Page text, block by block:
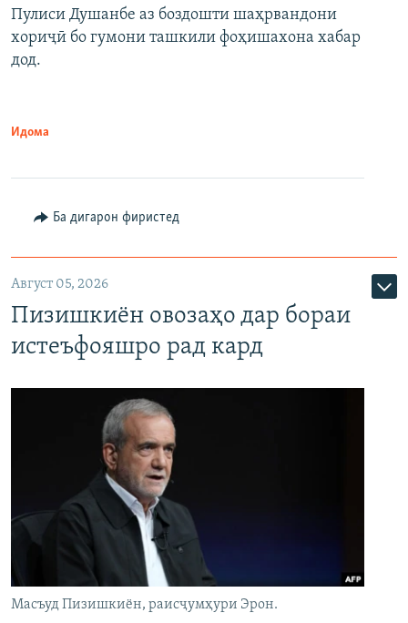
Пулиси Душанбе аз боздошти шаҳрвандони
хориҷӣ бо гумони ташкили фоҳишахона хабар
дод.
Идома
Ба дигарон фиристед
Август 05, 2026
Пизишкиён овозаҳо дар бораи
истеъфояшро рад кард
Масъуд Пизишкиён, раисҷумҳури Эрон.